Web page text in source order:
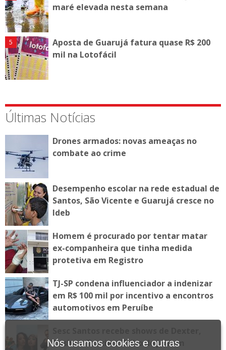
maré elevada nesta semana
Aposta de Guarujá fatura quase R$ 200
mil na Lotofácil
Últimas Notícias
Drones armados: novas ameaças no
combate ao crime
Desempenho escolar na rede estadual de
Santos, São Vicente e Guarujá cresce no
Ideb
Homem é procurado por tentar matar
ex-companheira que tinha medida
protetiva em Registro
TJ-SP condena influenciador a indenizar
em R$ 100 mil por incentivo a encontros
automotivos em Peruíbe
Tasha e Tracie e Tribo de Jah em
Nós usamos cookies e outras